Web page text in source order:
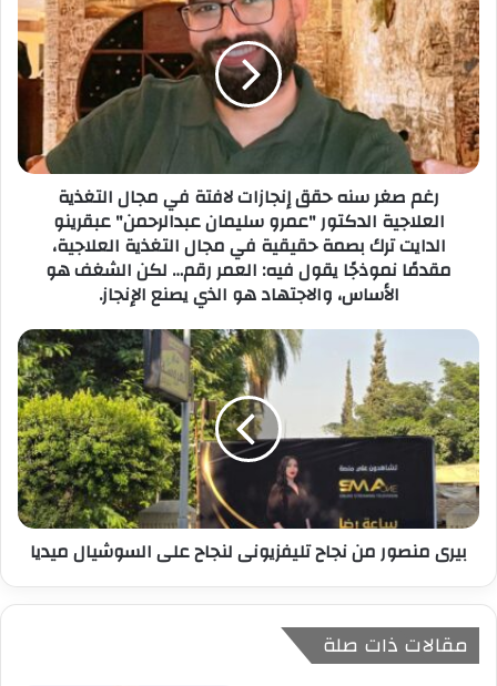
ك
ا
ل
إ
ل
ك
ت
ر
رغم صغر سنه حقق إنجازات لافتة في مجال التغذية
العلاجية الدكتور "عمرو سليمان عبدالرحمن" عبقرينو
الدايت ترك بصمة حقيقية في مجال التغذية العلاجية،
مقدمًا نموذجًا يقول فيه: العمر رقم… لكن الشغف هو
الأساس، والاجتهاد هو الذي يصنع الإنجاز.
بيرى منصور من نجاح تليفزيونى لنجاح على السوشيال ميديا
مقالات ذات صلة